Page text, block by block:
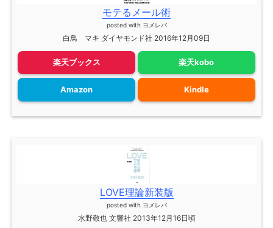
モテるメール術
posted with ヨメレバ
白鳥 マキ ダイヤモンド社 2016年12月09日
楽天ブックス 楽天kobo
Amazon Kindle
LOVE理論新装版
posted with ヨメレバ
水野敬也 文響社 2013年12月16日頃